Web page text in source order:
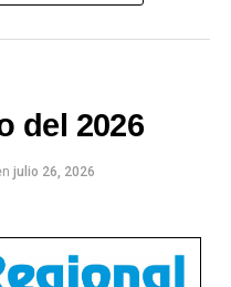
del 2026
julio 26, 2026